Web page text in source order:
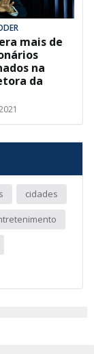
mais de
na
da
cidades